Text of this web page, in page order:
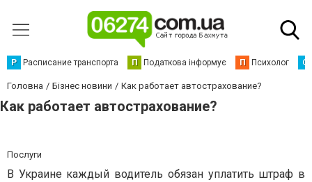
Р Расписание транспорта П Податкова інформує П Психолог С
Головна Бізнес новини Как работает автострахование?
Как работает автострахование?
Послуги
В Украине каждый водитель обязан уплатить штраф в